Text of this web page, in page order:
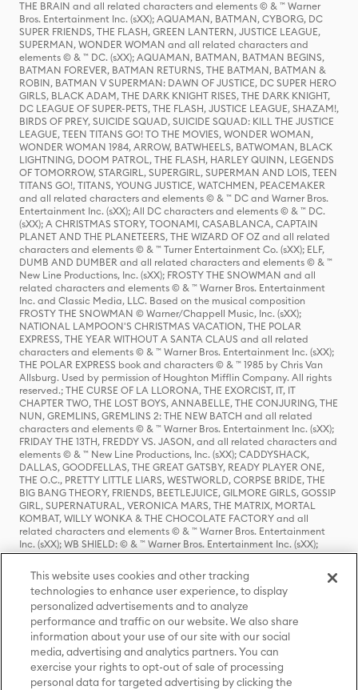
THE BRAIN and all related characters and elements © & ™ Warner
Bros. Entertainment Inc. (sXX); AQUAMAN, BATMAN, CYBORG, DC
SUPER FRIENDS, THE FLASH, GREEN LANTERN, JUSTICE LEAGUE,
SUPERMAN, WONDER WOMAN and all related characters and
elements © & ™ DC. (sXX); AQUAMAN, BATMAN, BATMAN BEGINS,
BATMAN FOREVER, BATMAN RETURNS, THE BATMAN, BATMAN &
ROBIN, BATMAN V SUPERMAN: DAWN OF JUSTICE, DC SUPER HERO
GIRLS, BLACK ADAM, THE DARK KNIGHT RISES, THE DARK KNIGHT,
DC LEAGUE OF SUPER-PETS, THE FLASH, JUSTICE LEAGUE, SHAZAM!,
BIRDS OF PREY, SUICIDE SQUAD, SUICIDE SQUAD: KILL THE JUSTICE
LEAGUE, TEEN TITANS GO! TO THE MOVIES, WONDER WOMAN,
WONDER WOMAN 1984, ARROW, BATWHEELS, BATWOMAN, BLACK
LIGHTNING, DOOM PATROL, THE FLASH, HARLEY QUINN, LEGENDS
OF TOMORROW, STARGIRL, SUPERGIRL, SUPERMAN AND LOIS, TEEN
TITANS GO!, TITANS, YOUNG JUSTICE, WATCHMEN, PEACEMAKER
and all related characters and elements © & ™ DC and Warner Bros.
Entertainment Inc. (sXX); All DC characters and elements © & ™ DC.
(sXX); A CHRISTMAS STORY, TOONAMI, CASABLANCA, CAPTAIN
PLANET AND THE PLANETEERS, THE WIZARD OF OZ and all related
characters and elements © & ™ Turner Entertainment Co. (sXX); ELF,
DUMB AND DUMBER and all related characters and elements © & ™
New Line Productions, Inc. (sXX); FROSTY THE SNOWMAN and all
related characters and elements © & ™ Warner Bros. Entertainment
Inc. and Classic Media, LLC. Based on the musical composition
FROSTY THE SNOWMAN © Warner/Chappell Music, Inc. (sXX);
NATIONAL LAMPOON'S CHRISTMAS VACATION, THE POLAR
EXPRESS, THE YEAR WITHOUT A SANTA CLAUS and all related
characters and elements © & ™ Warner Bros. Entertainment Inc. (sXX);
THE POLAR EXPRESS book and characters © & ™ 1985 by Chris Van
Allsburg. Used by permission of Houghton Mifflin Company. All rights
reserved.; THE CURSE OF LA LLORONA, THE EXORCIST, IT, IT
CHAPTER TWO, THE LOST BOYS, ANNABELLE, THE CONJURING, THE
NUN, GREMLINS, GREMLINS 2: THE NEW BATCH and all related
characters and elements © & ™ Warner Bros. Entertainment Inc. (sXX);
FRIDAY THE 13TH, FREDDY VS. JASON, and all related characters and
elements © & ™ New Line Productions, Inc. (sXX); CADDYSHACK,
DALLAS, GOODFELLAS, THE GREAT GATSBY, READY PLAYER ONE,
THE O.C., PRETTY LITTLE LIARS, WESTWORLD, CORPSE BRIDE, THE
BIG BANG THEORY, FRIENDS, BEETLEJUICE, GILMORE GIRLS, GOSSIP
GIRL, SUPERNATURAL, VERONICA MARS, THE MATRIX, MORTAL
KOMBAT, WILLY WONKA & THE CHOCOLATE FACTORY and all
related characters and elements © & ™ Warner Bros. Entertainment
Inc. (sXX); WB SHIELD: © & ™ Warner Bros. Entertainment Inc. (sXX);
HOUSE OF THE DRAGON, GAME OF THRONES, and all related
characters and elements © & ™ Home Box Office, Inc. (sXX); CHILLING
ADVENTURES OF SABRINA, RIVERDALE © & ™ Warner Bros.
Entertainment Inc. Archie Comics and all related characters and
elements © & ™ Archie Comic Publications, Inc. Used with permission.
(sXX); SEINFELD and all related characters and elements © & ™ Castle
Rock Entertainment. (sXX); TED LASSO © & ™ Warner Bros.
Entertainment Inc. & Universal Television LLC (sXX); THE HOBBIT: AN
UNEXPECTED JOURNEY, THE HOBBIT: THE DESOLATION OF SMAUG,
THE HOBBIT: THE BATTLE OF THE FIVE ARMIES, THE LORD OF THE
RINGS: THE FELLOWSHIP OF THE RING, THE LORD OF THE RINGS: THE
This website uses cookies and other tracking
technologies to enhance user experience, to display
personalized advertisements and to analyze
performance and traffic on our website. We also share
information about your use of our site with our social
media, advertising and analytics partners. You can
exercise your rights to opt-out of sale of processing
personal data for targeted advertising by clicking the